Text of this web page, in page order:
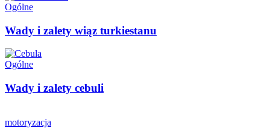
Ogólne
Wady i zalety wiąz turkiestanu
Ogólne
Wady i zalety cebuli
motoryzacja